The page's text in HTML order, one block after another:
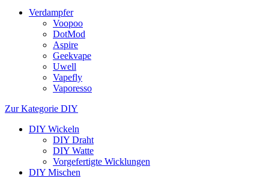
Verdampfer
Voopoo
DotMod
Aspire
Geekvape
Uwell
Vapefly
Vaporesso
Zur Kategorie DIY
DIY Wickeln
DIY Draht
DIY Watte
Vorgefertigte Wicklungen
DIY Mischen